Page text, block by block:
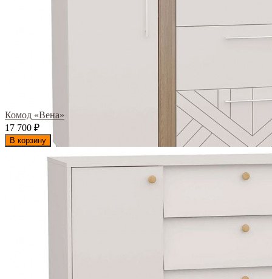
Комод «Вена»
17 700 ₽
В корзину